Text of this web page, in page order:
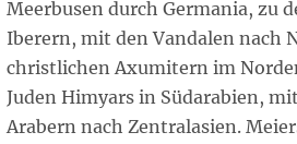
Meerbusen durch Germania, zu
Iberern, mit den Vandalen nach
christlichen Axumitern im
Juden Himyars in Südarabien,
Arabern nach Zentralasien.